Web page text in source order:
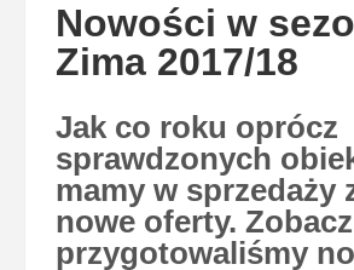
Nowości w
Zima 2017/18
Jak co roku oprócz
sprawdzonych
mamy w sprzedaży
nowe oferty.
przygotowaliśmy